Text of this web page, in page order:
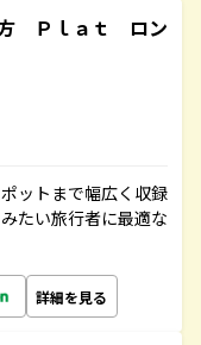
Ｐｌａｔ ロン
ットまで幅広く収録
たい旅行者に最適な
詳細を見る